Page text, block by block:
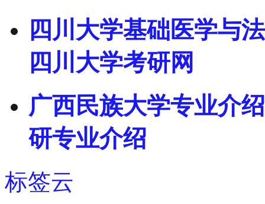
四川大学基础医学与
四川大学考研网
广西民族大学专业介
研专业介绍
标签云